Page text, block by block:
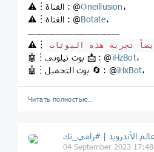
⚠️︙القناة : @Oneillusion،
⚠️︙القناة : @Botate،
⚠️︙
🤖︙بوت تيلوني 📩 : @iHzBot،
🤖︙بوت التحميل 🔄 : @iHxBot،
Читать полностью…
04 September 2023 17:48